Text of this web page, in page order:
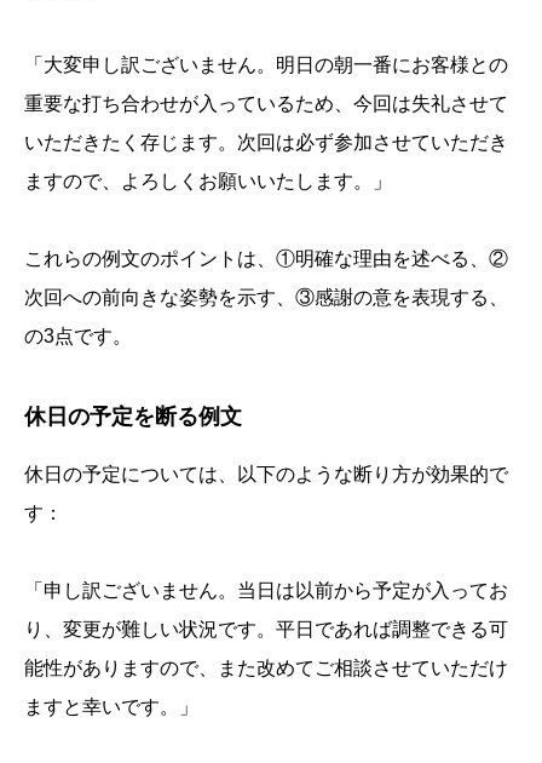
「大変申し訳ございません。明日の朝一番にお客様との
重要な打ち合わせが入っているため、今回は失礼させて
いただきたく存じます。次回は必ず参加させていただき
ますので、よろしくお願いいたします。」
これらの例文のポイントは、①明確な理由を述べる、②
次回への前向きな姿勢を示す、③感謝の意を表現する、
の3点です。
休日の予定を断る例文
休日の予定については、以下のような断り方が効果的で
す：
「申し訳ございません。当日は以前から予定が入ってお
り、変更が難しい状況です。平日であれば調整できる可
能性がありますので、また改めてご相談させていただけ
ますと幸いです。」